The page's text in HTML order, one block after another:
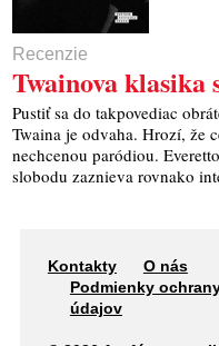
Recenzie
Twainova klasika
Pustiť sa do takpovediac
Twaina je odvaha. Hrozí, že
nechcenou paródiou.
slobodu zaznieva rovnako
Kontakty
O nás
Podmienky
údajov